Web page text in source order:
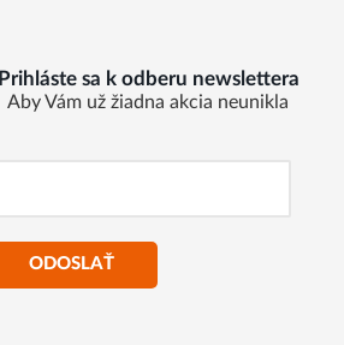
Prihláste sa k odberu newslettera
Aby Vám už žiadna akcia neunikla
ODOSLAŤ